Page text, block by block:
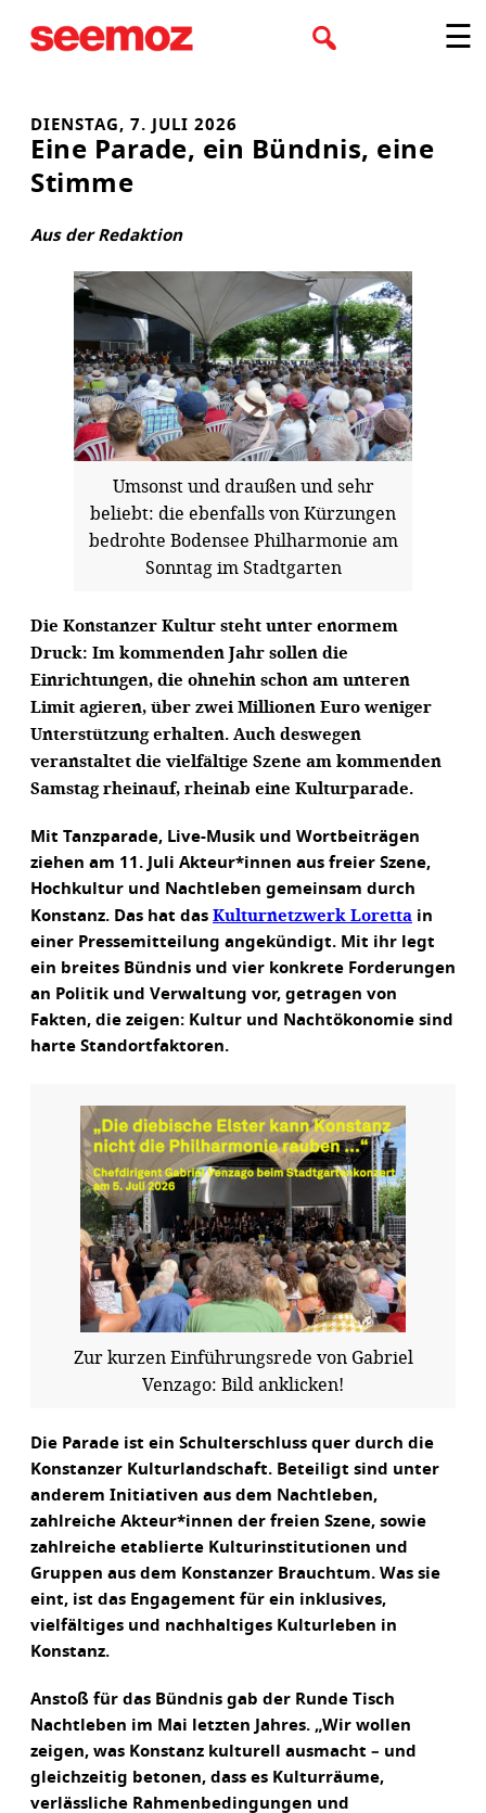
Inhalt
☰
DIENSTAG, 7. JULI 2026
Eine Parade, ein Bündnis, eine
Stimme
Aus der Redaktion
Umsonst und draußen und sehr
beliebt: die ebenfalls von Kürzungen
bedrohte Bodensee Philharmonie am
Sonntag im Stadtgarten
Die Konstanzer Kultur steht unter enormem
Druck: Im kommenden Jahr sollen die
Einrichtungen, die ohnehin schon am unteren
Limit agieren, über zwei Millionen Euro weniger
Unterstützung erhalten. Auch deswegen
veranstaltet die vielfältige Szene am kommenden
Samstag rheinauf, rheinab eine Kulturparade.
Mit Tanzparade, Live-Musik und Wortbeiträgen
ziehen am 11. Juli Akteur*innen aus freier Szene,
Hochkultur und Nachtleben gemeinsam durch
Konstanz. Das hat das Kulturnetzwerk Loretta in
einer Pressemitteilung angekündigt. Mit ihr legt
ein breites Bündnis und vier konkrete Forderungen
an Politik und Verwaltung vor, getragen von
Fakten, die zeigen: Kultur und Nachtökonomie sind
harte Standortfaktoren.
Zur kurzen Einführungsrede von Gabriel
Venzago: Bild anklicken!
Die Parade ist ein Schulterschluss quer durch die
Konstanzer Kulturlandschaft. Beteiligt sind unter
anderem Initiativen aus dem Nachtleben,
zahlreiche Akteur*innen der freien Szene, sowie
zahlreiche etablierte Kulturinstitutionen und
Gruppen aus dem Konstanzer Brauchtum. Was sie
eint, ist das Engagement für ein inklusives,
vielfältiges und nachhaltiges Kulturleben in
Konstanz.
Anstoß für das Bündnis gab der Runde Tisch
Nachtleben im Mai letzten Jahres. „Wir wollen
zeigen, was Konstanz kulturell ausmacht – und
gleichzeitig betonen, dass es Kulturräume,
verlässliche Rahmenbedingungen und